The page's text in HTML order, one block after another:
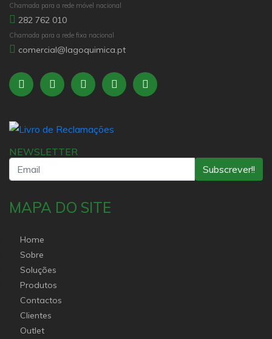
Chamada para a rede móvel nacional
282 762 010
Chamada para a rede fixa nacional
comercial@lagoquimica.pt
NEWSLETTER
Subscrever!!
MAPA DO SITE
Home
Sobre
Soluções
Produtos
Contactos
Clientes
Outlet